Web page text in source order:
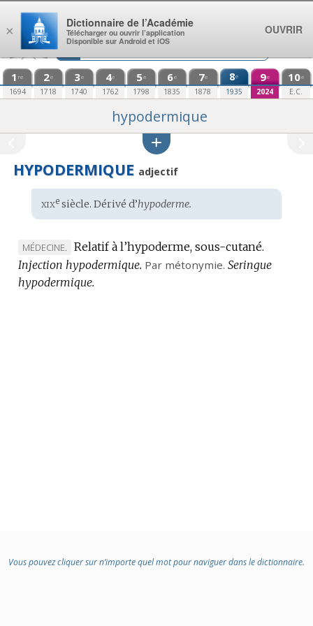
Aller au contenu
1 re
1694
2e
1718
3e
1740
4e
1762
5e
1798
6e
1835
7e
1878
8e
1935
9e
2024
10e
E.C.
hypodermique
HYPODERMIQUE adjectif
Étymologie
:
xixesiècle. Dérivé d’hypoderme.
MARQUE
DE
DOMAINE
MÉDECINE.
Relatif à l’hypoderme, sous-cutané.
Injection hypodermique. Par métonymie. Seringue
hypodermique.
Vous pouvez cliquer sur n’importe quel mot pour naviguer dans le dictionnaire.
×
Dictionnaire de l’Académie
Télécharger ou ouvrir l’application
Disponible sur Android et iOS
OUVRIR